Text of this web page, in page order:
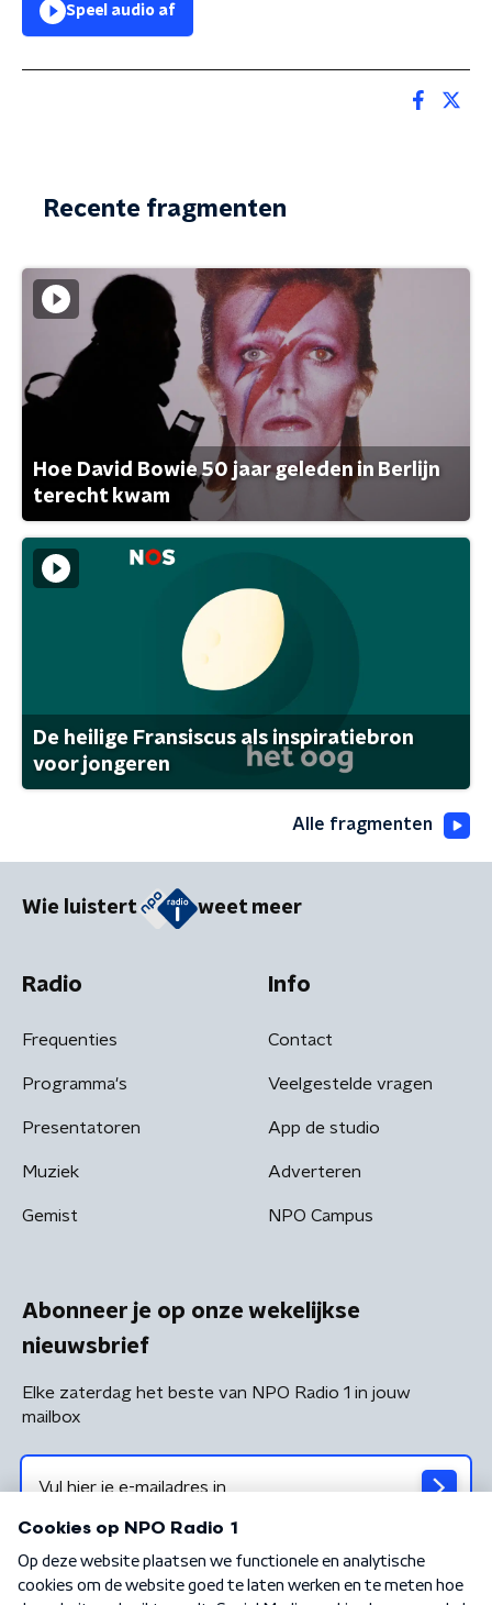
Speel audio af
Recente fragmenten
Hoe David Bowie 50 jaar geleden in Berlijn
terecht kwam
De heilige Fransiscus als inspiratiebron
voor jongeren
Alle fragmenten
Wie luistert weet meer
Radio
Frequenties
Programma's
Presentatoren
Muziek
Gemist
Info
Contact
Veelgestelde vragen
App de studio
Adverteren
NPO Campus
Abonneer je op onze wekelijkse
nieuwsbrief
Elke zaterdag het beste van NPO Radio 1 in jouw
mailbox